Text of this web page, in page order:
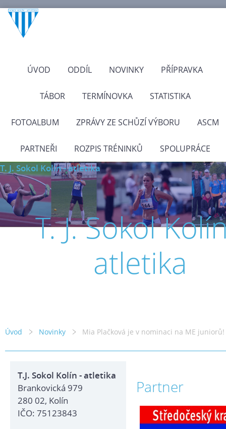
ÚVOD ODDÍL NOVINKY PŘÍPRAVKA
TÁBOR TERMÍNOVKA STATISTIKA
FOTOALBUM ZPRÁVY ZE SCHŮZÍ VÝBORU ASCM
PARTNEŘI ROZPIS TRÉNINKŮ SPOLUPRÁCE
T. J. Sokol Kolín - atletika
T. J. Sokol
atletika
Úvod Novinky Mia Plačková je v nominaci na ME juniorů!
T.J. Sokol Kolín - atletika
Brankovická 979
280 02, Kolín
IČO: 75123843
Partner